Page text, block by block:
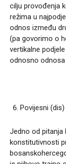
cilju provođenja
režima u
odnos između
(pa govorimo o
vertikalne
odnosno odnosa
Povijesni
Jedno od pitanja
konstitutivnosti